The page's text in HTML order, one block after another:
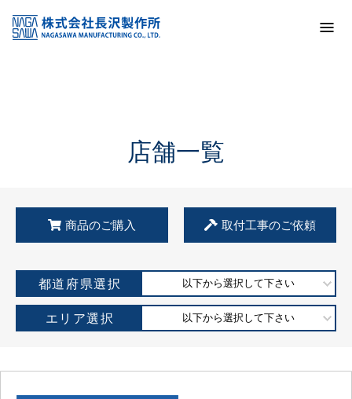
KSS加盟店・取扱店情報
店舗一覧
店舗一覧
商品のご購入 取付工事のご依頼
都道府県選択 以下から選択して下さい
エリア選択 以下から選択して下さい